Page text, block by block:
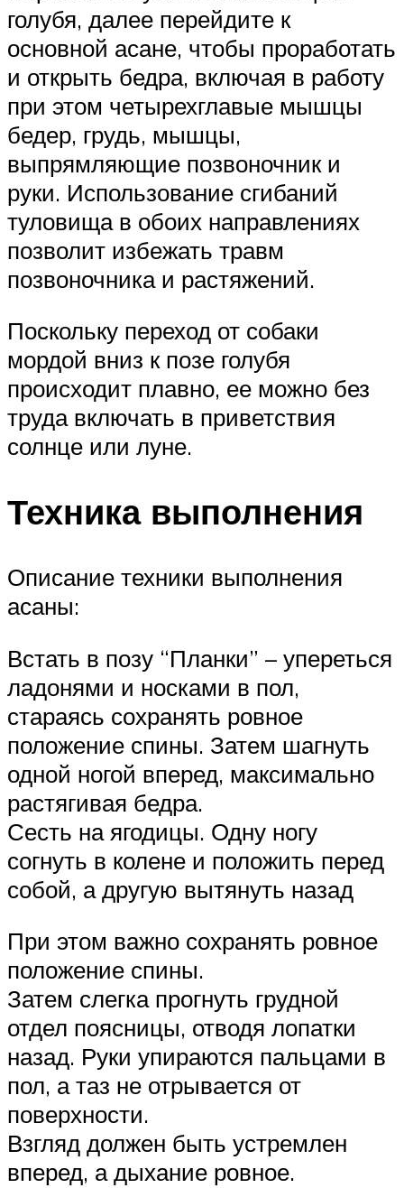
голубя, далее перейдите к
основной асане, чтобы проработать
и открыть бедра, включая в работу
при этом четырехглавые мышцы
бедер, грудь, мышцы,
выпрямляющие позвоночник и
руки. Использование сгибаний
туловища в обоих направлениях
позволит избежать травм
позвоночника и растяжений.
Поскольку переход от собаки
мордой вниз к позе голубя
происходит плавно, ее можно без
труда включать в приветствия
солнце или луне.
Техника выполнения
Описание техники выполнения
асаны:
Встать в позу “Планки” – упереться
ладонями и носками в пол,
стараясь сохранять ровное
положение спины. Затем шагнуть
одной ногой вперед, максимально
растягивая бедра.
Сесть на ягодицы. Одну ногу
согнуть в колене и положить перед
собой, а другую вытянуть назад
При этом важно сохранять ровное
положение спины.
Затем слегка прогнуть грудной
отдел поясницы, отводя лопатки
назад. Руки упираются пальцами в
пол, а таз не отрывается от
поверхности.
Взгляд должен быть устремлен
вперед, а дыхание ровное.